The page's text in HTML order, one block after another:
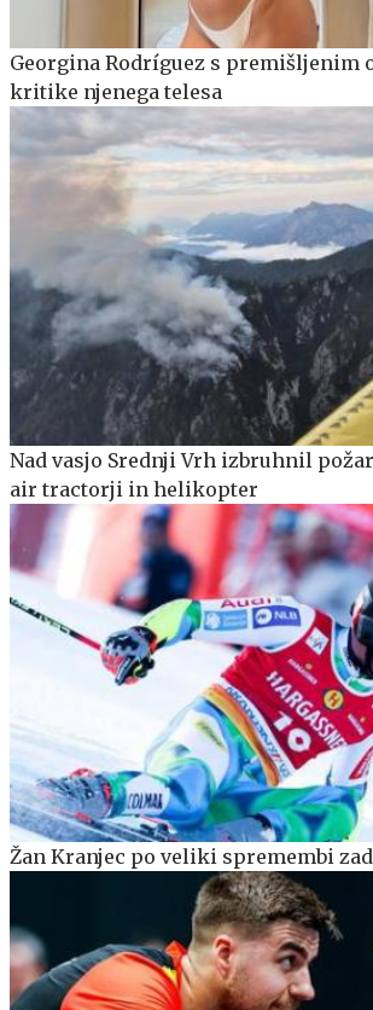
Georgina Rodríguez s premišljenim
kritike njenega telesa
Nad vasjo Srednji Vrh izbruhnil
air tractorji in helikopter
Žan Kranjec po veliki spremembi